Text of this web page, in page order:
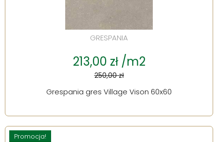
GRESPANIA
213,00 zł /m2
250,00 zł
Grespania gres Village Vison 60x60
Promocja!